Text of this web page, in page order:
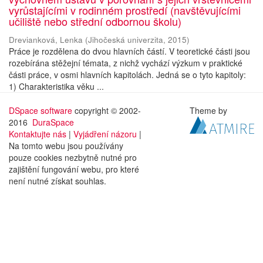
vyrůstajícími v rodinném prostředí (navštěvujícími
učiliště nebo střední odbornou školu)
Drevianková, Lenka (Jihočeská univerzita, 2015)
Práce je rozdělena do dvou hlavních částí. V teoretické části jsou
rozebírána stěžejní témata, z nichž vychází výzkum v praktické
části práce, v osmi hlavních kapitolách. Jedná se o tyto kapitoly:
1) Charakteristika věku ...
DSpace software copyright © 2002-
2016 DuraSpace
Kontaktujte nás | Vyjádření názoru |
Na tomto webu jsou používány
pouze cookies nezbytně nutné pro
zajištění fungování webu, pro které
není nutné získat souhlas.
Theme by